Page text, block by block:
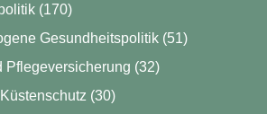
(170)
Gesundheitspolitik(51)
Pflegeversicherung (32)
(30)